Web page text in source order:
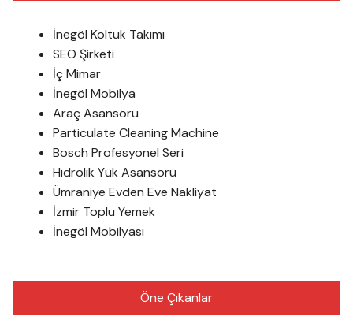
İnegöl Koltuk Takımı
SEO Şirketi
İç Mimar
İnegöl Mobilya
Araç Asansörü
Particulate Cleaning Machine
Bosch Profesyonel Seri
Hidrolik Yük Asansörü
Ümraniye Evden Eve Nakliyat
İzmir Toplu Yemek
İnegöl Mobilyası
Öne Çıkanlar